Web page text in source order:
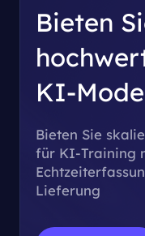
Bieten
KI-
Bieten Sie
für KI-Training
Lieferung